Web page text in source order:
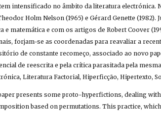
intensificado no âmbito da literatura electrónica.
Holm Nelson (1965) e Gérard Genette (1982).
matemática e com os artigos de Robert Coover
forjam-se as coordenadas para reavaliar a
de constante recomeço, associado ao novo
de reescrita e pela crítica parasitada pela
Literatura Factorial, Hiperficção, Hipertexto,
presents some proto-hyperfictions, dealing
based on permutations. This practice,